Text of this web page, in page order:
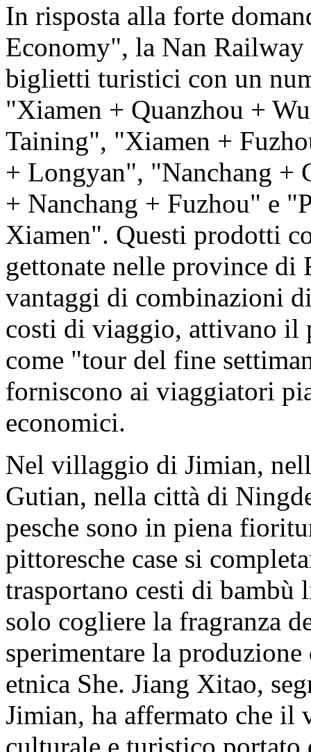
In risposta alla forte
Economy", la Nan Railway
biglietti turistici con un
"Xiamen + Quanzhou +
Taining", "Xiamen +
+ Longyan", "Nanchang +
+ Nanchang + Fuzhou" e
Xiamen". Questi prodotti
gettonate nelle province di
vantaggi di combinazioni
costi di viaggio, attivano il
come "tour del fine
forniscono ai viaggiatori
economici.
Nel villaggio di Jimian,
Gutian, nella città di
pesche sono in piena
pittoresche case si
trasportano cesti di bambù
solo cogliere la fragranza
sperimentare la
etnica She. Jiang Xitao,
Jimian, ha affermato che
culturale e turistico